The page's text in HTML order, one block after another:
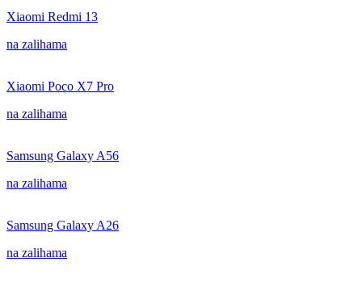
Xiaomi Redmi 13
na zalihama
Xiaomi Poco X7 Pro
na zalihama
Samsung Galaxy A56
na zalihama
Samsung Galaxy A26
na zalihama